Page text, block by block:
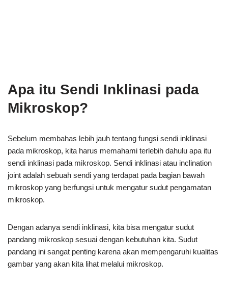
Apa itu Sendi Inklinasi pada
Mikroskop?
Sebelum membahas lebih jauh tentang fungsi sendi inklinasi
pada mikroskop, kita harus memahami terlebih dahulu apa itu
sendi inklinasi pada mikroskop. Sendi inklinasi atau inclination
joint adalah sebuah sendi yang terdapat pada bagian bawah
mikroskop yang berfungsi untuk mengatur sudut pengamatan
mikroskop.
Dengan adanya sendi inklinasi, kita bisa mengatur sudut
pandang mikroskop sesuai dengan kebutuhan kita. Sudut
pandang ini sangat penting karena akan mempengaruhi kualitas
gambar yang akan kita lihat melalui mikroskop.